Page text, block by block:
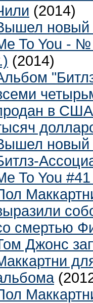
(2014)
новый
To You -
(2014)
в
новый
To You
смертью
Джонс